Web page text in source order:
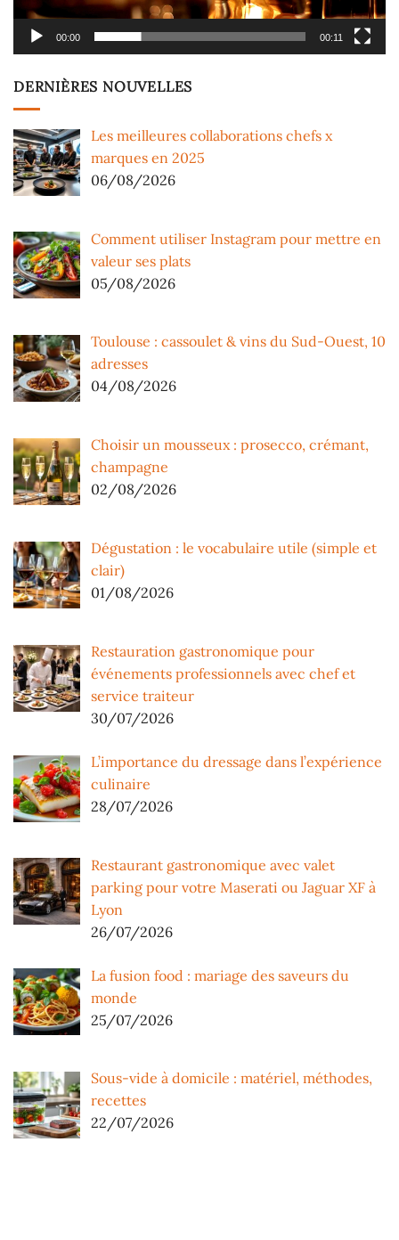
00:00 00:11
DERNIÈRES NOUVELLES
Les meilleures collaborations chefs x
marques en 2025
06/08/2026
Comment utiliser Instagram pour mettre en
valeur ses plats
05/08/2026
Toulouse : cassoulet & vins du Sud-Ouest, 10
adresses
04/08/2026
Choisir un mousseux : prosecco, crémant,
champagne
02/08/2026
Dégustation : le vocabulaire utile (simple et
clair)
01/08/2026
Restauration gastronomique pour
événements professionnels avec chef et
service traiteur
30/07/2026
L’importance du dressage dans l’expérience
culinaire
28/07/2026
Restaurant gastronomique avec valet
parking pour votre Maserati ou Jaguar XF à
Lyon
26/07/2026
La fusion food : mariage des saveurs du
monde
25/07/2026
Sous-vide à domicile : matériel, méthodes,
recettes
22/07/2026